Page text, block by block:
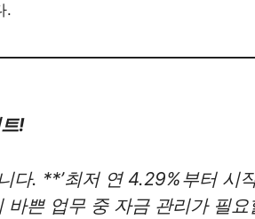
.
!
다. **’최저 연 4.29%부터 시
바쁜 업무 중 자금 관리가 필